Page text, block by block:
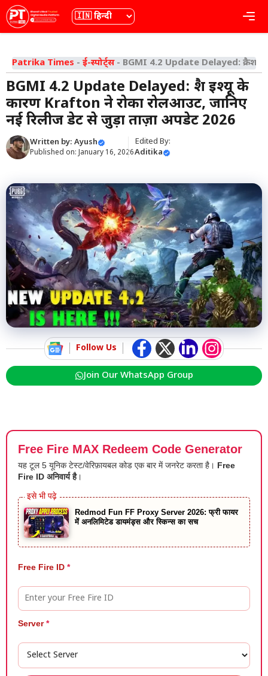
Skip
to
content
भाषा
Patrika Times - ई-स्पोर्ट्स- BGMI 4.2 Update Delayed: क्रैश
BGMI 4.2 Update Delayed: क्रैश इश्यू के
कारण Krafton ने रोका रोलआउट, जानिए
नई रिलीज डेट से जुड़ा ताज़ा अपडेट 2026
Written by: Ayush
Published on: January 16, 2026
Edited By:
Aditika
Follow Us
Join Our WhatsApp Group
Free Fire MAX Redeem Code Generator
यह टूल 5 यूनिक टेस्ट/वेरिफ़ायबल कोड एक बार में जनरेट करता है। Free
Fire ID अनिवार्य है।
Redmod Fun FF Proxy Server 2026: फ्री फायर
में अनलिमिटेड डायमंड्स और स्किन्स का सच
Free Fire ID *
Server*